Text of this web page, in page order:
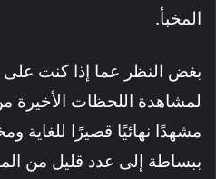
المخبأ.
بغض النظر عما إذا كنت على
لمشاهدة اللحظات الأخيرة
مشهدًا نهائيًا قصيرًا للغاية
ببساطة إلى عدد قليل من